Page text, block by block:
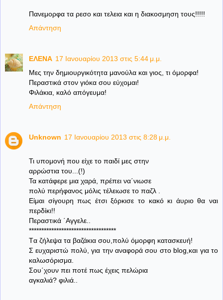
Πανεμορφα τα ρεσο και τελεια και η διακοσμηση τους!!!!!
Απάντηση
ΕΛΕΝΑ 17 Ιανουαρίου 2013 στις 5:44 μ.μ.
Mες την δημιουργικότητα μανούλα και γιος, τι όμορφα!
Περαστικά στον γιόκα σου εύχομαι!
Φιλάκια, καλό απόγευμα!
Απάντηση
Unknown 17 Ιανουαρίου 2013 στις 8:28 μ.μ.
Τι υπομονή που είχε το παιδί μες στην
αρρώστια του...(!)
Τα κατάφερε μια χαρά, πρέπει να΄νιωσε
πολύ περήφανος μόλις τέλειωσε το παζλ .
Είμαι σίγουρη πως έτσι ξόρκισε το κακό κι άυριο θα ναι
περδίκι!!
Περαστικά ΄Αγγελε..
***********************************
Tα ζήλεψα τα βαζάκια σου,πολύ όμορφη κατασκευή!
Σ ευχαριστώ πολύ, για την αναφορά σου στο blog,και για το
καλωσόρισμα.
Σου΄χουν πει ποτέ πως έχεις πελώρια
αγκαλιά? φιλιά..